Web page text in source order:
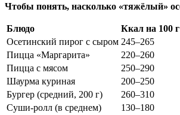
Чтобы понять, насколько «тяжёлый»
Блюдо Ккал на 100 г
Осетинский пирог с сыром 245–265
Пицца «Маргарита»
220–260
Пицца с мясом
250–290
Шаурма куриная
200–250
Бургер (средний, 200 г)
260–310
Суши-ролл (в среднем)
130–180